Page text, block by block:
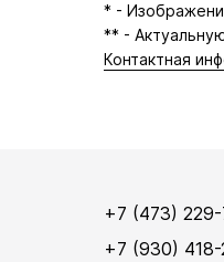
* -
** -
Контактная
+7 (473) 229-
+7 (930) 418-